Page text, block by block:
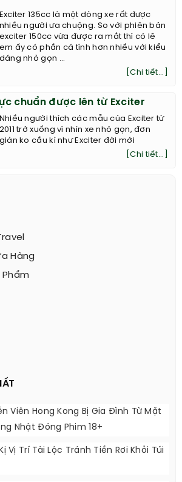
Exciter 135cc là một dòng xe rất được
nhiều người ưa chuộng. So với phiên bản
exciter 150cc vừa được ra mắt thì có lẽ
em ấy có phần cá tính hơn nhiều với kiểu
dáng nhỏ gọn ...
[Chi tiết...]
chuẩn được lên từ Exciter
Nhiều người thích các mẫu của Exciter từ
2011 trở xuống vì nhìn xe nhỏ gọn, đơn
giản ko cầu kì như Exciter đời mới
[Chi tiết...]
Hàng
Phẩm
Viên Hong Kong Bị Gia Đình Từ Mặt
Nhật Đóng Phim 18+
Vị Trí Tài Lộc Tránh Tiền Rơi Khỏi Túi